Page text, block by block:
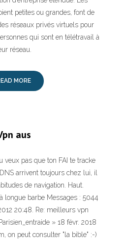
petites ou grandes, font de
réseaux privés virtuels pour
qui sont en télétravail à
réseau.
MORE
aus
veux pas que ton FAI te tracke
arrivent toujours chez lui, il
de navigation. Haut.
longue barbe Messages : 5044
20:48. Re: meilleurs vpn
» 18 févr. 2018
on peut consulter "la bible" :-)